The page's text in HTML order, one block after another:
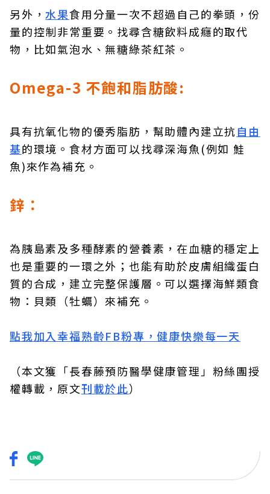
另外，水果食用分量一次不超過自己的拳頭，份
量的控制非常重要。找尋含糖飲料成癮的取代
物，比如氣泡水、無糖綠茶紅茶。
Omega-3 不飽和脂肪酸:
具有抗氧化物的優秀脂肪，幫助體內建立抗自由
基的環境。食材方面可以找尋深海魚(例如 鮭
魚)來作為補充。
鋅：
為胰島素及多種酵素的營養素，在血糖的穩定上
也是重要的一環之外；也能有助於皮膚組織蛋白
質的合成，建立完整保護層。可以選擇海鮮類食
物：貝類（牡蠣）來補充。
點我加入幸福熟齡FB粉專，健康快樂每一天
（本文獲「長春藤預防醫學健康管理」粉絲團授
權轉載，原文刊載於此）